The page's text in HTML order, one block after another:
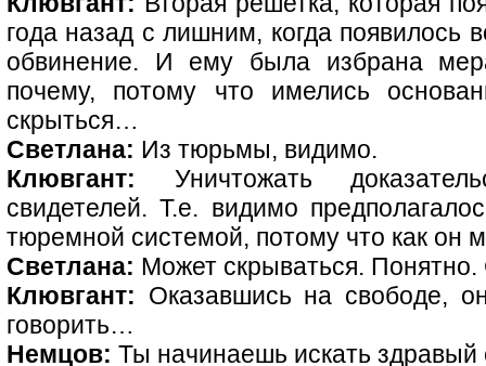
года назад с лишним, когда появилось
обвинение. И ему была избрана
почему, потому что имелись
скрыться…
Светлана: Из тюрьмы, видимо.
Клювгант: Уничтожать
свидетелей. Т.е. видимо
тюремной системой, потому что как он
Светлана: Может скрываться.
Клювгант: Оказавшись на свободе,
говорить…
Немцов: Ты начинаешь искать